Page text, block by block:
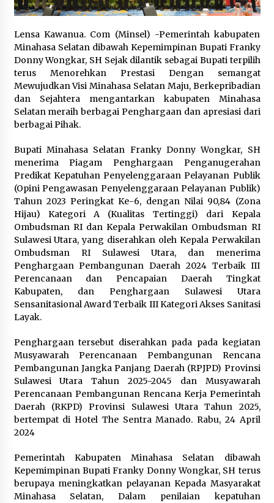
January 22, 2024
Pengamat: Serangan Israel ke Iran untuk
Perluas Konflik dan Selamatkan Muka
April 20, 2024
Jokowi Resmi Lantik Panglima TNI Baru
November 26, 2023
VOA Indonesia : Cegah Perebakan Rabies,
Pemkot Tomohon Perketat Penjualan Daging
Anjing dan Kucing di Pasar Ekstrem
July 29, 2023
Jumlah Wisatawan Tiongkok di Bali Masih Jauh
di bawah Angka Sebelum Pandemi
July 27, 2023
GEREBEK WALET NAKAL! Pemkab Minsel
Gencarkan Penertiban, Bidik Pengusaha Tak
Berizin dan Bandel Bayar Pajak‎‎
November 25, 2025
Lensa Kawanua. Com (Minsel) -Pemerintah kabupaten
Minahasa Selatan dibawah Kepemimpinan Bupati Franky
Donny Wongkar, SH Sejak dilantik sebagai Bupati terpilih
terus Menorehkan Prestasi Dengan semangat
Mewujudkan Visi Minahasa Selatan Maju, Berkepribadian
dan Sejahtera mengantarkan kabupaten Minahasa
Selatan meraih berbagai Penghargaan dan apresiasi dari
berbagai Pihak.
Bupati Minahasa Selatan Franky Donny Wongkar, SH
menerima Piagam Penghargaan Penganugerahan
Predikat Kepatuhan Penyelenggaraan Pelayanan Publik
(Opini Pengawasan Penyelenggaraan Pelayanan Publik)
Tahun 2023 Peringkat Ke-6, dengan Nilai 90,84 (Zona
Hijau) Kategori A (Kualitas Tertinggi) dari Kepala
Ombudsman RI dan Kepala Perwakilan Ombudsman RI
Sulawesi Utara, yang diserahkan oleh Kepala Perwakilan
Ombudsman RI Sulawesi Utara, dan menerima
Penghargaan Pembangunan Daerah 2024 Terbaik III
Perencanaan dan Pencapaian Daerah Tingkat
Kabupaten, dan Penghargaan Sulawesi Utara
Sensanitasional Award Terbaik III Kategori Akses Sanitasi
Layak.
Penghargaan tersebut diserahkan pada pada kegiatan
Musyawarah Perencanaan Pembangunan Rencana
Pembangunan Jangka Panjang Daerah (RPJPD) Provinsi
Sulawesi Utara Tahun 2025-2045 dan Musyawarah
Perencanaan Pembangunan Rencana Kerja Pemerintah
Daerah (RKPD) Provinsi Sulawesi Utara Tahun 2025,
bertempat di Hotel The Sentra Manado. Rabu, 24 April
2024
Pemerintah Kabupaten Minahasa Selatan dibawah
Kepemimpinan Bupati Franky Donny Wongkar, SH terus
berupaya meningkatkan pelayanan Kepada Masyarakat
Minahasa Selatan, Dalam penilaian kepatuhan